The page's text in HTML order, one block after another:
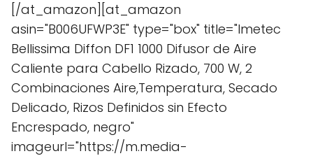
[/at_amazon][at_amazon
asin="B006UFWP3E" type="box" title="Imetec
Bellissima Diffon DF1 1000 Difusor de Aire
Caliente para Cabello Rizado, 700 W, 2
Combinaciones Aire,Temperatura, Secado
Delicado, Rizos Definidos sin Efecto
Encrespado, negro"
imageurl="https://m.media-